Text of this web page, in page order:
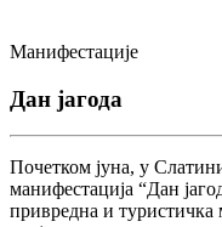
Манифестације
Дан јагода
Почетком јуна, у
манифестација “Дан
привредна и туристичка